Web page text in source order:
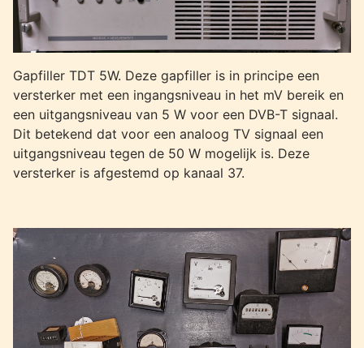
Gapfiller TDT 5W. Deze gapfiller is in principe een
versterker met een ingangsniveau in het mV bereik en
een uitgangsniveau van 5 W voor een DVB-T signaal.
Dit betekend dat voor een analoog TV signaal een
uitgangsniveau tegen de 50 W mogelijk is. Deze
versterker is afgestemd op kanaal 37.